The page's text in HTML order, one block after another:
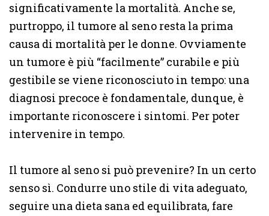
significativamente la mortalità. Anche se,
purtroppo, il tumore al seno resta la prima
causa di mortalità per le donne. Ovviamente
un tumore è più “facilmente” curabile e più
gestibile se viene riconosciuto in tempo: una
diagnosi precoce è fondamentale, dunque, è
importante riconoscere i sintomi. Per poter
intervenire in tempo.
Il tumore al seno si può prevenire? In un certo
senso sì. Condurre uno stile di vita adeguato,
seguire una dieta sana ed equilibrata, fare